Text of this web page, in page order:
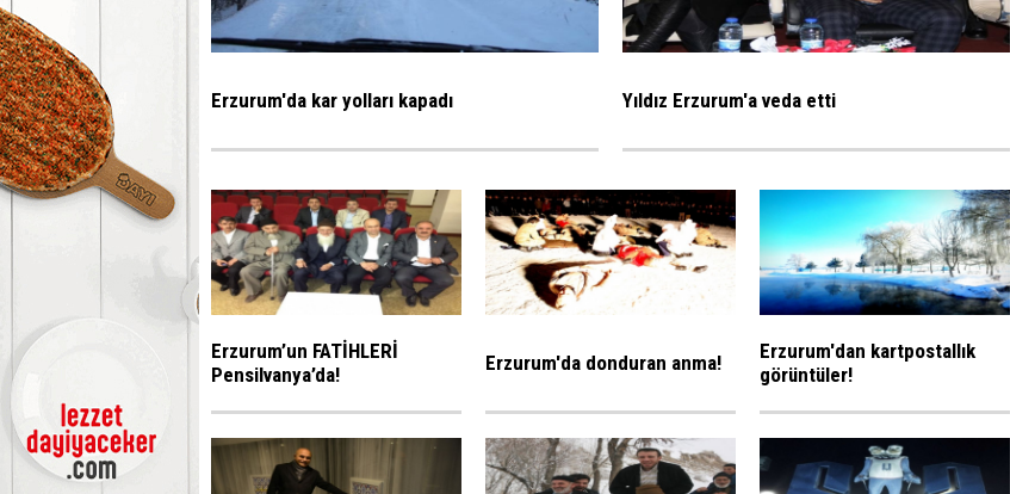
Erzurum'da kar yolları kapadı Yıldız Erzurum'a veda etti
Erzurum’un FATİHLERİ
Pensilvanya’da!
Erzurum'da donduran anma!
Erzurum'dan kartpostallık
görüntüler!